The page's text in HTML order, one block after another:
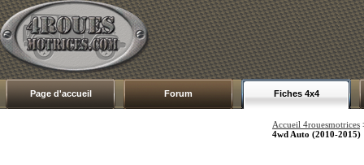
Page d'accueil Forum Fiches 4x4
Accueil 4rouesmotrices
4wd Auto (2010-2015)